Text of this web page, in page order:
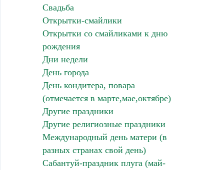
Свадьба
Открытки-смайлики
Открытки со смайликами к дню
рождения
Дни недели
День города
День кондитера, повара
(отмечается в марте,мае,октябре)
Другие праздники
Другие религиозные праздники
Международный день матери (в
разных странах свой день)
Сабантуй-праздник плуга (май-